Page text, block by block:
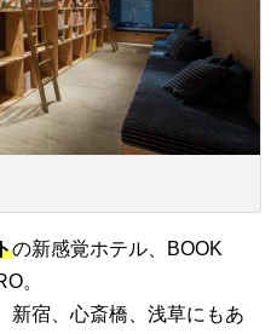
の新感覚ホテル、BOOK
。
新宿、心斎橋、浅草にもあ